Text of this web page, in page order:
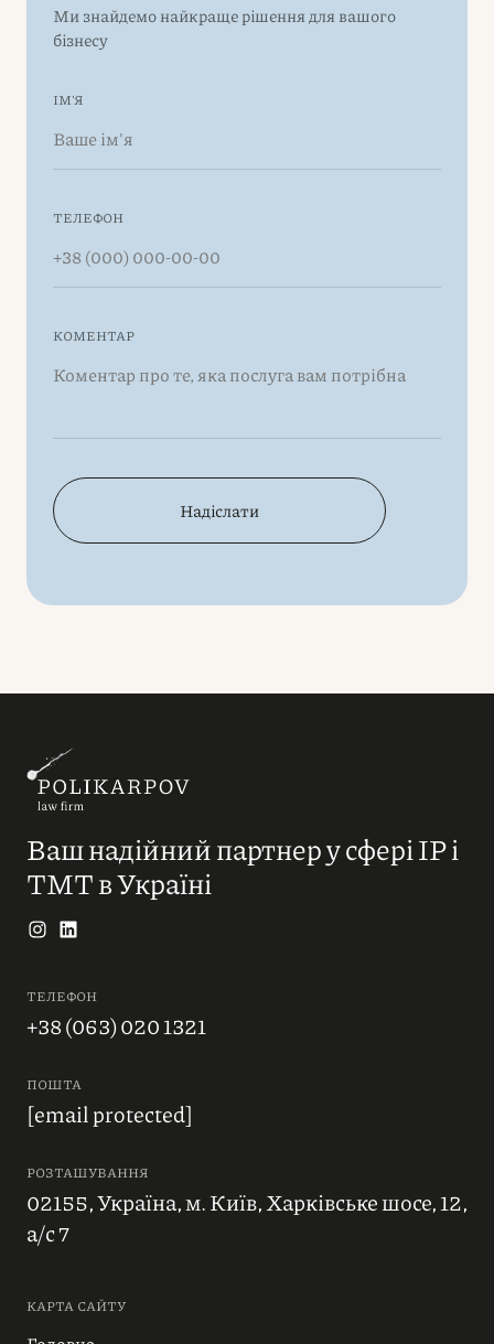
Ми знайдемо найкраще рішення для вашого
бізнесу
ІМ'Я
ТЕЛЕФОН
КОМЕНТАР
Надіслати
Ваш надійний партнер у сфері IP і
ТМТ в Україні
ТЕЛЕФОН
+38 (063) 020 1321
ПОШТА
[email protected]
РОЗТАШУВАННЯ
02155, Україна, м. Київ, Харківське шосе, 12,
а/с 7
КАРТА САЙТУ